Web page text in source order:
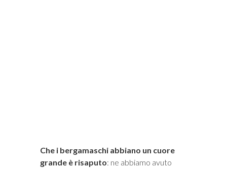
Che i bergamaschi abbiano un cuore
grande è risaputo: ne abbiamo avuto